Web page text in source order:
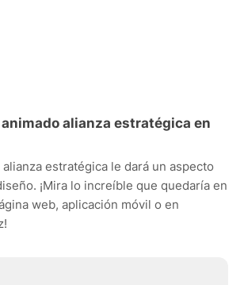
alianza estratégica en
estratégica le dará un aspecto
¡Mira lo increíble que quedaría en
web, aplicación móvil o en